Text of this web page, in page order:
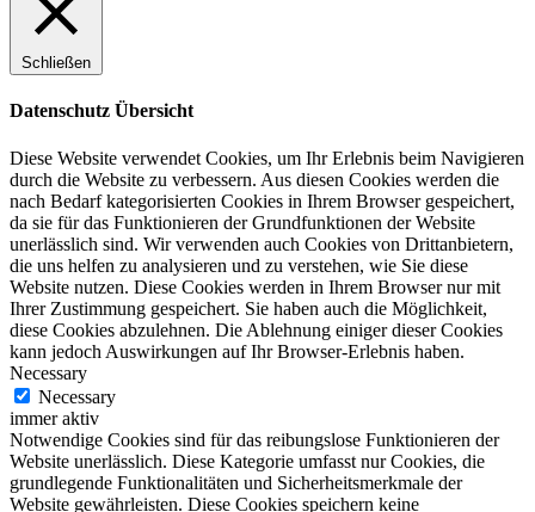
Schließen
Datenschutz Übersicht
Diese Website verwendet Cookies, um Ihr Erlebnis beim Navigieren
durch die Website zu verbessern. Aus diesen Cookies werden die
nach Bedarf kategorisierten Cookies in Ihrem Browser gespeichert,
da sie für das Funktionieren der Grundfunktionen der Website
unerlässlich sind. Wir verwenden auch Cookies von Drittanbietern,
die uns helfen zu analysieren und zu verstehen, wie Sie diese
Website nutzen. Diese Cookies werden in Ihrem Browser nur mit
Ihrer Zustimmung gespeichert. Sie haben auch die Möglichkeit,
diese Cookies abzulehnen. Die Ablehnung einiger dieser Cookies
kann jedoch Auswirkungen auf Ihr Browser-Erlebnis haben.
Necessary
Necessary
immer aktiv
Notwendige Cookies sind für das reibungslose Funktionieren der
Website unerlässlich. Diese Kategorie umfasst nur Cookies, die
grundlegende Funktionalitäten und Sicherheitsmerkmale der
Website gewährleisten. Diese Cookies speichern keine